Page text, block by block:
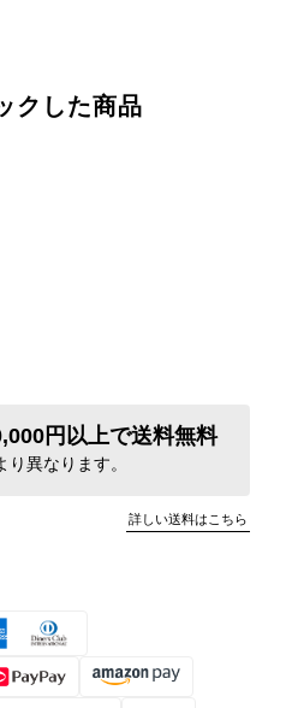
クした商品
円以上で送料無料
異なります。
詳しい送料はこちら